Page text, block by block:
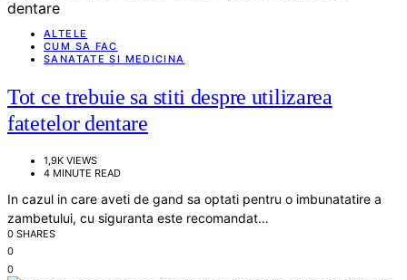
ALTELE
CUM SA FAC
SANATATE SI MEDICINA
Tot ce trebuie sa stiti despre utilizarea
fatetelor dentare
1,9K VIEWS
4 MINUTE READ
In cazul in care aveti de gand sa optati pentru o imbunatatire a
zambetului, cu siguranta este recomandat…
0 SHARES
0
0